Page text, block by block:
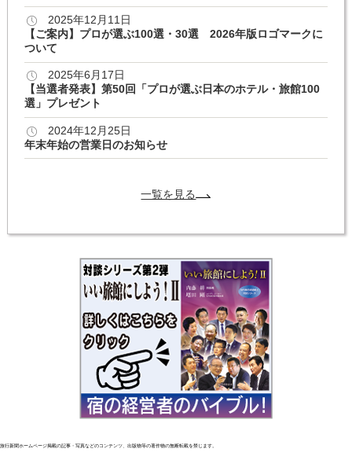
2025年12月11日
【ご案内】プロが選ぶ100選・30選 2026年版ロゴマークに
ついて
2025年6月17日
【当選者発表】第50回「プロが選ぶ日本のホテル・旅館100
選」プレゼント
2024年12月25日
年末年始の営業日のお知らせ
一覧を見る
旅行新聞ホームページ掲載の記事・写真などのコンテンツ、出版物等の著作物の無断転載を禁じます。